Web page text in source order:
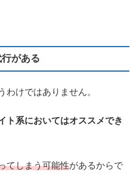
がある
わけではありません。
ト系においてはオススメでき
てしまう可能性があるからで